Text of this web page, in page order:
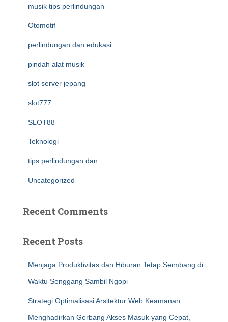
musik tips perlindungan
Otomotif
perlindungan dan edukasi
pindah alat musik
slot server jepang
slot777
SLOT88
Teknologi
tips perlindungan dan
Uncategorized
Recent Comments
Recent Posts
Menjaga Produktivitas dan Hiburan Tetap Seimbang di
Waktu Senggang Sambil Ngopi
Strategi Optimalisasi Arsitektur Web Keamanan:
Menghadirkan Gerbang Akses Masuk yang Cepat,